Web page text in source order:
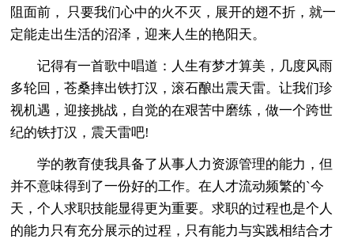
阻面前， 只要我们心中的火不灭，展开的翅不折，就一
定能走出生活的沼泽，迎来人生的艳阳天。
记得有一首歌中唱道：人生有梦才算美，几度风雨
多轮回，苍桑摔出铁打汉，滚石酿出震天雷。让我们珍
视机遇，迎接挑战，自觉的在艰苦中磨练，做一个跨世
纪的铁打汉，震天雷吧!
学的教育使我具备了从事人力资源管理的能力，但
并不意味得到了一份好的工作。在人才流动频繁的`今
天，个人求职技能显得更为重要。求职的过程也是个人
的能力只有充分展示的过程，只有能力与实践相结合才